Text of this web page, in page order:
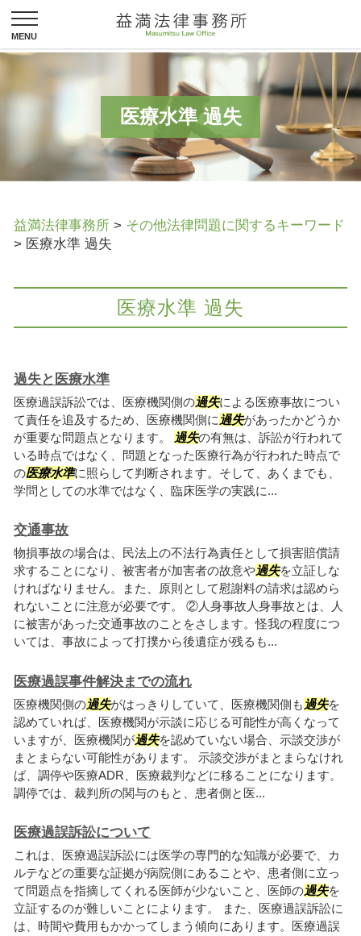
医療水準 過失
益満法律事務所 > その他法律問題に関するキーワード
> 医療水準 過失
医療水準 過失
過失と医療水準
医療過誤訴訟では、医療機関側の過失による医療事故につい
て責任を追及するため、医療機関側に 過失があったかどうか
が重要な問題点となります。
過失の有無は、訴訟が行われて
いる時点ではなく、問題となった医療行為が行われた時点で
の医療水準に照らして判断されます。そして、あくまでも、
学問としての水準ではなく、臨床医学の実践に...
交通事故
物損事故の場合は、民法上の不法行為責任として損害賠償請
求することになり、被害者が加害者の故意や過失を立証しな
ければなりません。また、原則として慰謝料の請求は認めら
れないことに注意が必要です。 ②人身事故人身事故とは、人
に被害があった交通事故のことをさします。怪我の程度につ
いては、事故によって打撲から後遺症が残るも...
医療過誤事件解決までの流れ
医療機関側の過失がはっきりしていて、医療機関側も 過失を
認めていれば、医療機関が示談に応じる可能性が高くなって
いますが、医療機関が過失を認めていない場合、示談交渉が
まとまらない可能性があります。 示談交渉がまとまらなけれ
ば、調停や医療ADR、医療裁判などに移ることになります。
調停では、裁判所の関与のもと、患者側と医...
医療過誤訴訟について
これは、医療過誤訴訟には医学の専門的な知識が必要で、カ
ルテなどの重要な証拠が病院側にあることや、患者側に立っ
て問題点を指摘してくれる医師が少ないこと、医師の過失を
立証するのが難しいことによります。 また、医療過誤訴訟に
は、時間や費用もかかってしまう傾向にあります。医療過誤